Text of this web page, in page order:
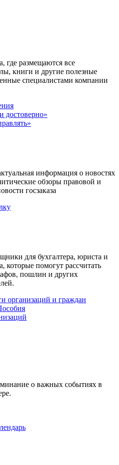
где размещаются все
книги и другие полезные
специалистами компании
достоверно»
информация о новостях
обзоры правовой и
госзаказа
для бухгалтера, юриста и
которые помогут рассчитать
пошлин и других
организаций и граждан
о важных событиях в